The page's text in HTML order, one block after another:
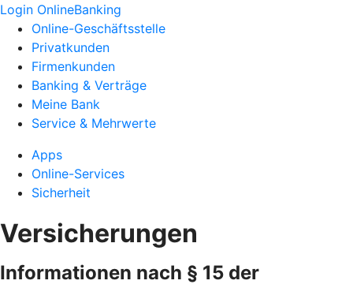
Login OnlineBanking
Online-Geschäftsstelle
Privatkunden
Firmenkunden
Banking & Verträge
Meine Bank
Service & Mehrwerte
Apps
Online-Services
Sicherheit
Versicherungen
Informationen nach § 15 der